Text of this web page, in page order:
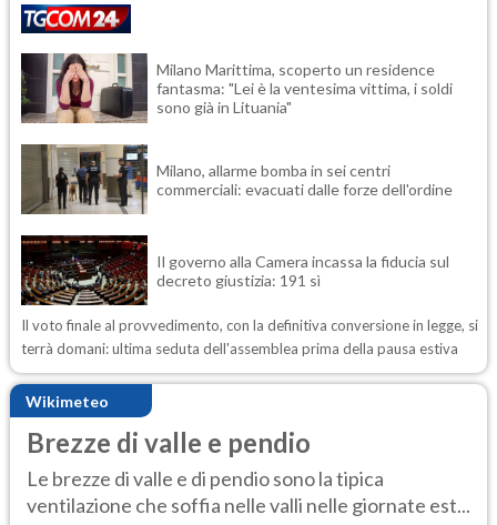
Milano Marittima, scoperto un residence
fantasma: "Lei è la ventesima vittima, i soldi
sono già in Lituania"
Milano, allarme bomba in sei centri
commerciali: evacuati dalle forze dell'ordine
Il governo alla Camera incassa la fiducia sul
decreto giustizia: 191 sì
Il voto finale al provvedimento, con la definitiva conversione in legge, si
terrà domani: ultima seduta dell'assemblea prima della pausa estiva
Wikimeteo
Brezze di valle e pendio
Le brezze di valle e di pendio sono la tipica
ventilazione che soffia nelle valli nelle giornate est...